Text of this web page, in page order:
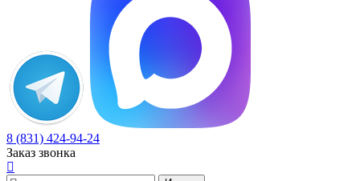
8 (831) 424-94-24
Заказ звонка